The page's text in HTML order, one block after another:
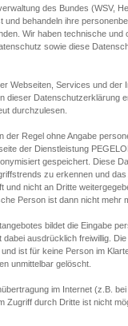
des Bundes (WSV,
behandeln ihre
Wir haben technische
sowie diese
Webseiten, Services und
dieser Datenschutzerklärung
durchzulesen.
der Regel ohne Angabe
der Dienstleistung
gespeichert. Diese
zu erkennen und
und nicht an Dritte
Person ist dann nicht mehr
bildet die Eingabe
ausdrücklich freiwillig.
ist für keine Person im
unmittelbar gelöscht.
im Internet (z.B.
Zugriff durch Dritte ist nicht